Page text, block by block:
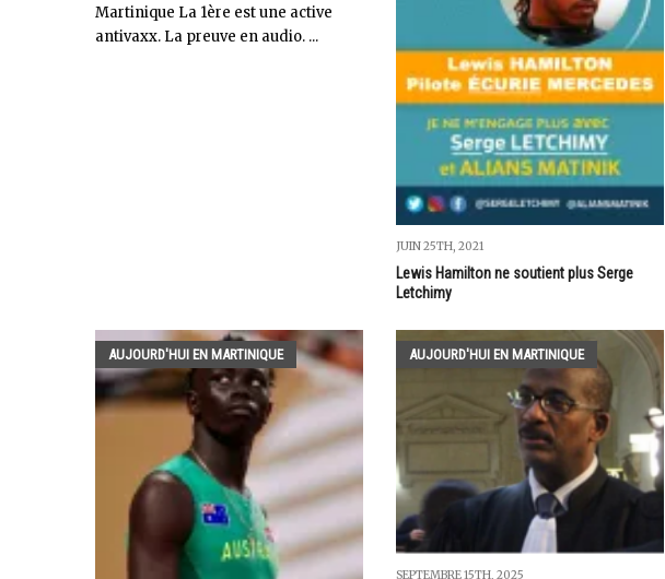
Martinique La 1ère est une active
antivaxx. La preuve en audio. ...
JUIN 25TH, 2021
Lewis Hamilton ne soutient plus Serge
Letchimy
AUJOURD'HUI EN MARTINIQUE AUJOURD'HUI EN MARTINIQUE
SEPTEMBRE 15TH, 2025